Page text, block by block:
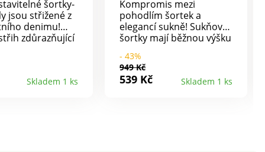
šortky-
jsou střižené z
denimu!
zdůrazňující
na míru.
délka
pomocíSkladem 1 ks
Kompromis mezi
pohodlím šortek a
elegancí sukně! Sukňové
šortky mají běžnou výšku
Postranní zip.
Asymetrický cíp tvořící
sukni. 3 kokosové
- 43%
949 Kč
539 Kč Skladem 1 ks